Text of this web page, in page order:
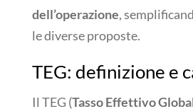
dell’operazione,
le diverse proposte.
TEG: definizione e
Il TEG (Tasso Effettivo